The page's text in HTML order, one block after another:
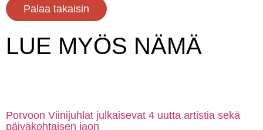
Palaa takaisin
LUE MYÖS NÄMÄ
Porvoon Viinijuhlat julkaisevat 4 uutta artistia sekä
päiväkohtaisen jaon